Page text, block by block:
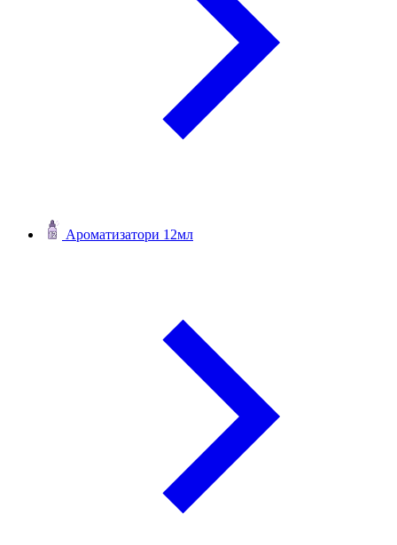
Ароматизатори 12мл